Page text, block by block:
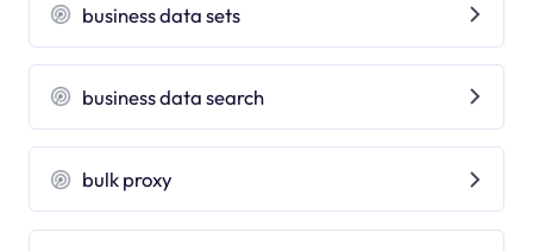
business data sets
business data search
bulk proxy